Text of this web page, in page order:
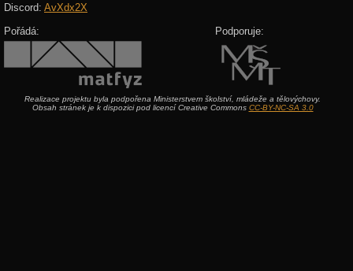
Discord: AvXdx2X
Pořádá: Podporuje:
Realizace projektu byla podpořena Ministerstvem školství, mládeže a tělovýchovy.
Obsah stránek je k dispozici pod licencí Creative Commons CC-BY-NC-SA 3.0